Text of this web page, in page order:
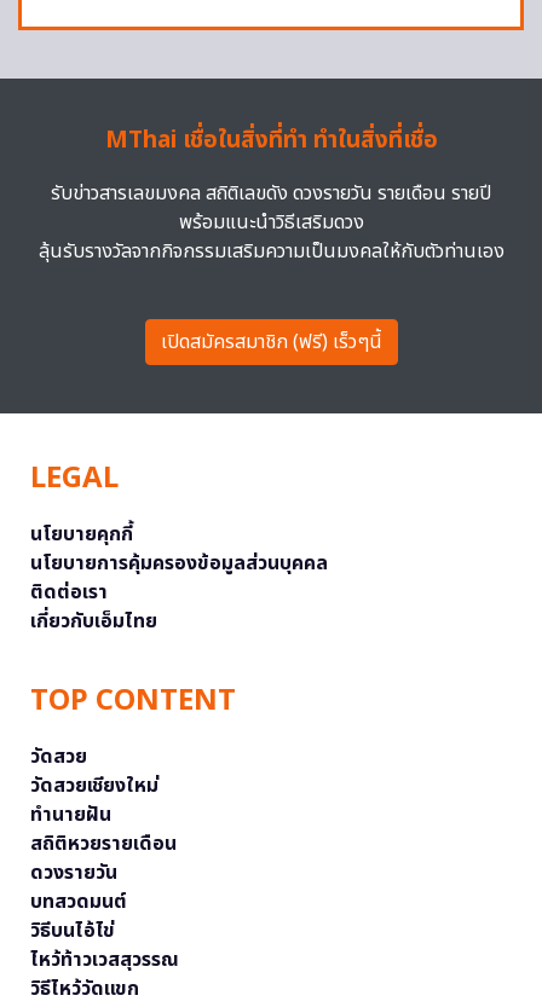
MThai เชื่อในสิ่งที่ทำ ทำในสิ่งที่เชื่อ
รับข่าวสารเลขมงคล สถิติเลขดัง ดวงรายวัน รายเดือน รายปี
พร้อมแนะนำวิธีเสริมดวง
ลุ้นรับรางวัลจากกิจกรรมเสริมความเป็นมงคลให้กับตัวท่านเอง
เปิดสมัครสมาชิก (ฟรี) เร็วๆนี้
LEGAL
นโยบายคุกกี้
นโยบายการคุ้มครองข้อมูลส่วนบุคคล
ติดต่อเรา
เกี่ยวกับเอ็มไทย
TOP CONTENT
วัดสวย
วัดสวยเชียงใหม่
ทำนายฝัน
สถิติหวยรายเดือน
ดวงรายวัน
บทสวดมนต์
วิธีบนไอ้ไข่
ไหว้ท้าวเวสสุวรรณ
วิธีไหว้วัดแขก